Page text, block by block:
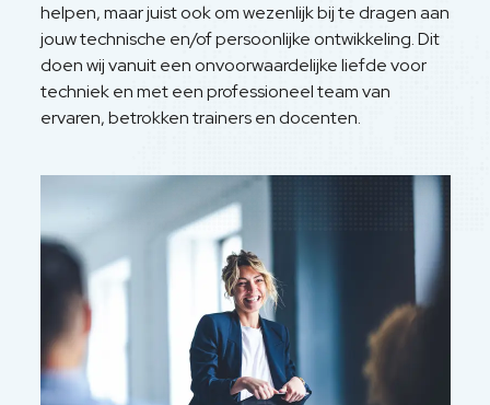
helpen, maar juist ook om wezenlijk bij te dragen aan
jouw technische en/of persoonlijke ontwikkeling. Dit
doen wij vanuit een onvoorwaardelijke liefde voor
techniek en met een professioneel team van
ervaren, betrokken trainers en docenten.